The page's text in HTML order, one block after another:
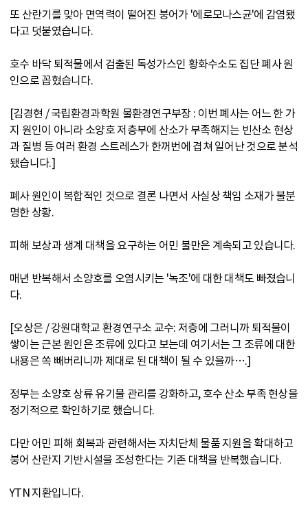
또 산란기를 맞아 면역력이 떨어진 붕어가 '에로모나스균'에 감염됐
다고 덧붙였습니다.
호수 바닥 퇴적물에서 검출된 독성가스인 황화수소도 집단 폐사 원
인으로 꼽혔습니다.
[김경현 / 국립환경과학원 물환경연구부장 : 이번 폐사는 어느 한 가
지 원인이 아니라 소양호 저층부에 산소가 부족해지는 빈산소 현상
과 질병 등 여러 환경 스트레스가 한꺼번에 겹쳐 일어난 것으로 분석
됐습니다.]
폐사 원인이 복합적인 것으로 결론 나면서 사실상 책임 소재가 불분
명한 상황.
피해 보상과 생계 대책을 요구하는 어민 불만은 계속되고 있습니다.
매년 반복해서 소양호를 오염시키는 '녹조'에 대한 대책도 빠졌습니
다.
[오상은 / 강원대학교 환경연구소 교수: 저층에 그러니까 퇴적물이
쌓이는 근본 원인은 조류에 있다고 보는데 여기서는 그 조류에 대한
내용은 쏙 빼버리니까 제대로 된 대책이 될 수 있을까….]
정부는 소양호 상류 유기물 관리를 강화하고, 호수 산소 부족 현상을
정기적으로 확인하기로 했습니다.
다만 어민 피해 회복과 관련해서는 자치단체 물품 지원을 확대하고
붕어 산란지 기반시설을 조성한다는 기존 대책을 반복했습니다.
YTN 지환입니다.